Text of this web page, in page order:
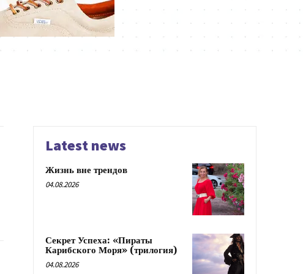
Latest news
Жизнь вне трендов
04.08.2026
Секрет Успеха: «Пираты
Карибского Моря» (трилогия)
04.08.2026